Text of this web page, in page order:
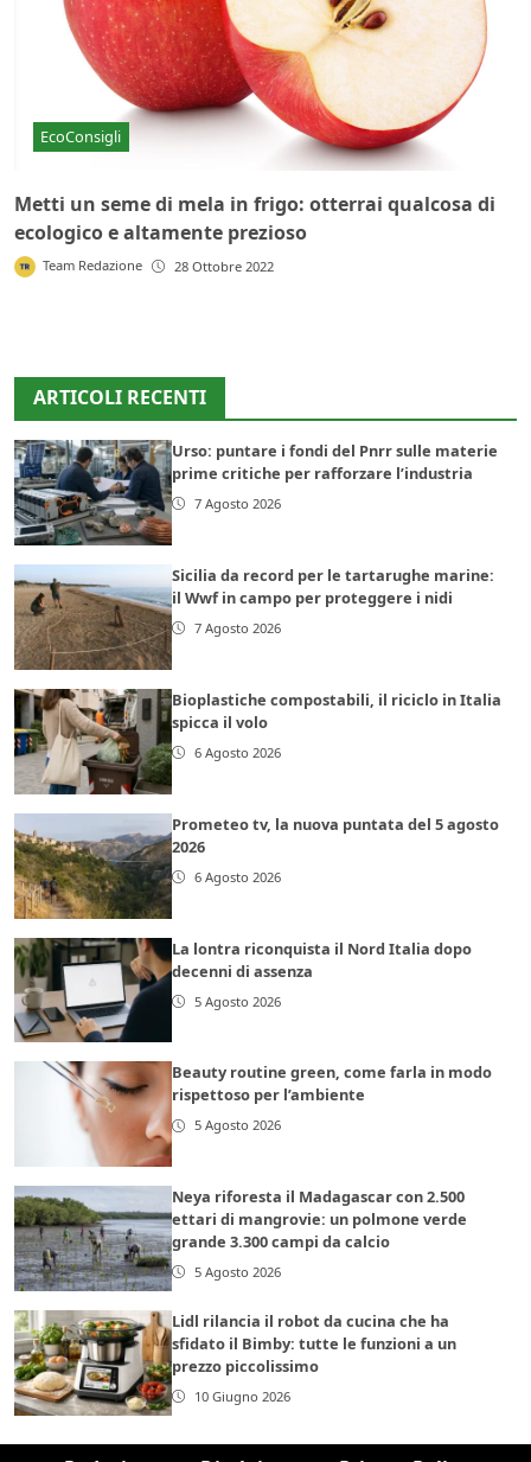
EcoConsigli
Metti un seme di mela in frigo: otterrai qualcosa di
ecologico e altamente prezioso
Team Redazione 28 Ottobre 2022
ARTICOLI RECENTI
Urso: puntare i fondi del Pnrr sulle materie
prime critiche per rafforzare l’industria
7 Agosto 2026
Sicilia da record per le tartarughe marine:
il Wwf in campo per proteggere i nidi
7 Agosto 2026
Bioplastiche compostabili, il riciclo in Italia
spicca il volo
6 Agosto 2026
Prometeo tv, la nuova puntata del 5 agosto
2026
6 Agosto 2026
La lontra riconquista il Nord Italia dopo
decenni di assenza
5 Agosto 2026
Beauty routine green, come farla in modo
rispettoso per l’ambiente
5 Agosto 2026
Neya riforesta il Madagascar con 2.500
ettari di mangrovie: un polmone verde
grande 3.300 campi da calcio
5 Agosto 2026
Lidl rilancia il robot da cucina che ha
sfidato il Bimby: tutte le funzioni a un
prezzo piccolissimo
10 Giugno 2026